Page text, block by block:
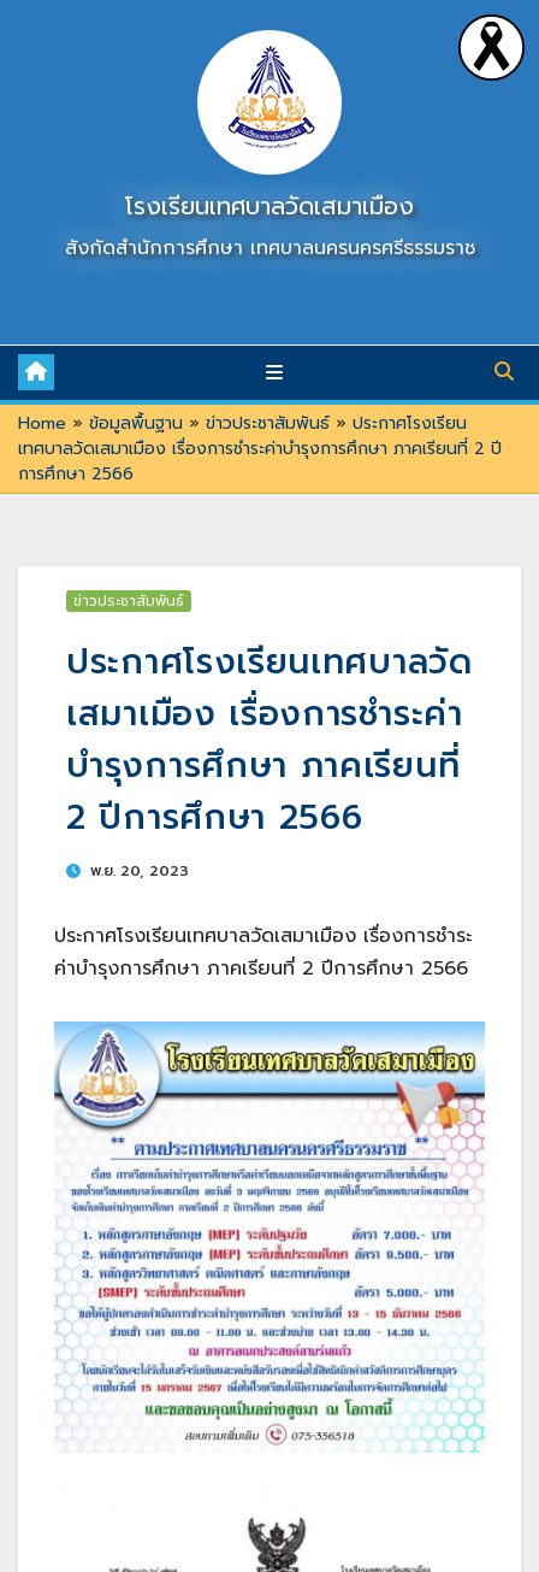
โรงเรียนเทศบาลวัดเสมาเมือง
สังกัดสำนักการศึกษา เทศบาลนครนครศรีธรรมราช
Home » ข้อมูลพื้นฐาน » ข่าวประชาสัมพันธ์» ประกาศโรงเรียน
เทศบาลวัดเสมาเมือง เรื่องการชำระค่าบำรุงการศึกษา ภาคเรียนที่ 2 ปี
การศึกษา 2566
ข่าวประชาสัมพันธ์
ประกาศโรงเรียนเทศบาลวัด
เสมาเมือง เรื่องการชำระค่า
บำรุงการศึกษา ภาคเรียนที่
2 ปีการศึกษา 2566
พ.ย. 20, 2023
ประกาศโรงเรียนเทศบาลวัดเสมาเมือง เรื่องการชำระ
ค่าบำรุงการศึกษา ภาคเรียนที่ 2 ปีการศึกษา 2566